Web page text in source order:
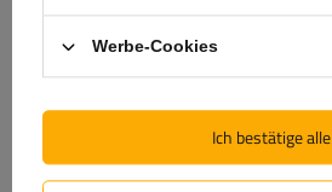
Inhalt Ihrer Bewertung
Werbe-Cookies
Ich bestätige alle